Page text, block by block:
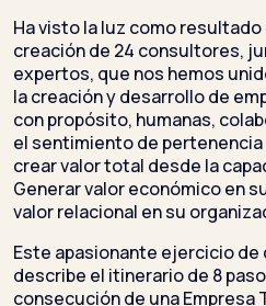
Ha visto la luz como
creación de 24 consultores,
expertos, que nos hemos
la creación y desarrollo de
con propósito, humanas,
el sentimiento de pertenencia
crear valor total desde la
Generar valor económico en
valor relacional en su
Este apasionante ejercicio
describe el itinerario de 8
consecución de una Empresa